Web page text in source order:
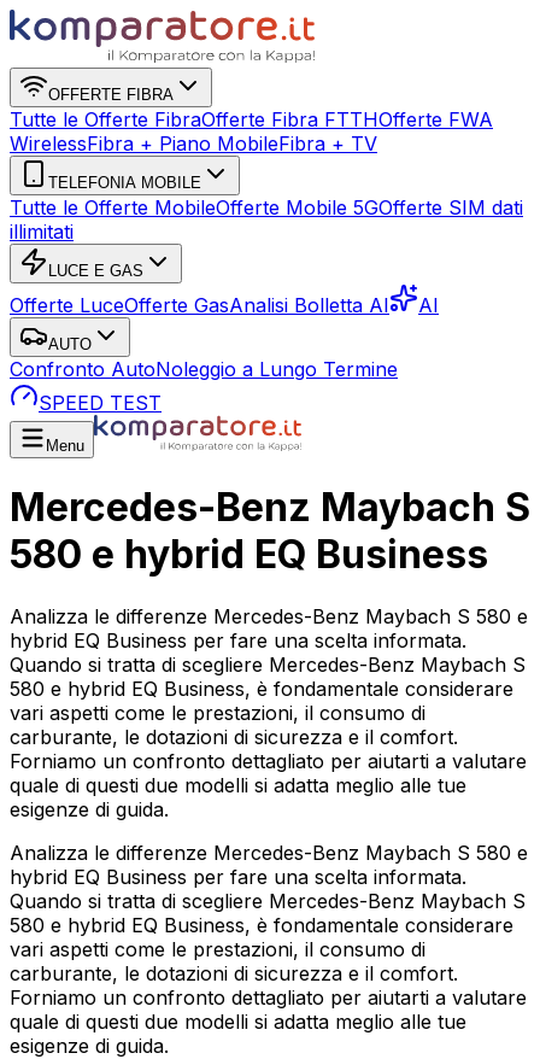
OFFERTE FIBRA
Tutte le Offerte FibraOfferte Fibra FTTHOfferte FWA
WirelessFibra + Piano MobileFibra + TV
TELEFONIA MOBILE
Tutte le Offerte MobileOfferte Mobile 5GOfferte SIM dati
illimitati
LUCE E GAS
Offerte LuceOfferte GasAnalisi Bolletta AI AI
AUTO
Confronto AutoNoleggio a Lungo Termine
SPEED TEST
Menu
Mercedes-Benz Maybach S
580 e hybrid EQ Business
Analizza le differenze Mercedes-Benz Maybach S 580 e
hybrid EQ Business per fare una scelta informata.
Quando si tratta di scegliere Mercedes-Benz Maybach S
580 e hybrid EQ Business, è fondamentale considerare
vari aspetti come le prestazioni, il consumo di
carburante, le dotazioni di sicurezza e il comfort.
Forniamo un confronto dettagliato per aiutarti a valutare
quale di questi due modelli si adatta meglio alle tue
esigenze di guida.
Analizza le differenze Mercedes-Benz Maybach S 580 e
hybrid EQ Business per fare una scelta informata.
Quando si tratta di scegliere Mercedes-Benz Maybach S
580 e hybrid EQ Business, è fondamentale considerare
vari aspetti come le prestazioni, il consumo di
carburante, le dotazioni di sicurezza e il comfort.
Forniamo un confronto dettagliato per aiutarti a valutare
quale di questi due modelli si adatta meglio alle tue
esigenze di guida.